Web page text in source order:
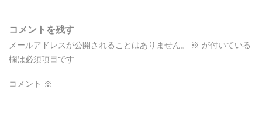
コメントを残す
メールアドレスが公開されることはありません。 ※ が付いている
欄は必須項目です
コメント ※